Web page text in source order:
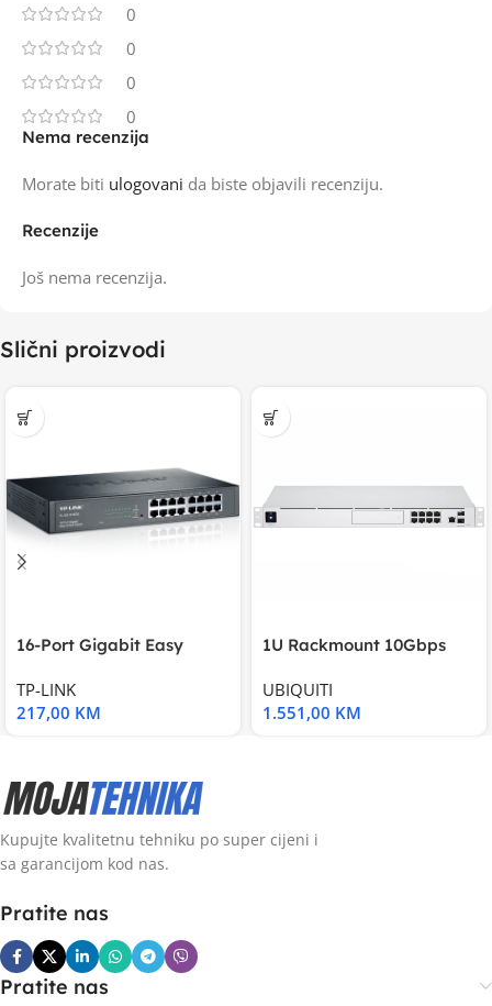
0
0
0
0
Recenzije
Još nema recenzija.
Nema recenzija
Morate biti ulogovani da biste objavili recenziju.
Slični proizvodi
16-Port Gigabit Easy
TP-LINK
217,00 KM
1U Rackmount 10Gbps
UBIQUITI
1.551,00 KM
Kupujte kvalitetnu tehniku po super cijeni i
sa garancijom kod nas.
Pratite nas
Pratite nas